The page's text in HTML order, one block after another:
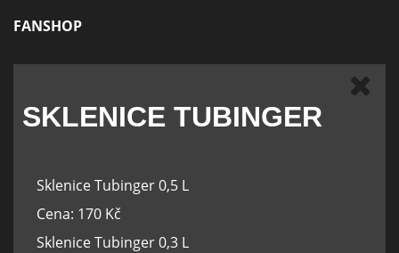
FANSHOP
SKLENICE TUBINGER
Sklenice Tubinger 0,5 L
Cena: 170 Kč
Sklenice Tubinger 0,3 L